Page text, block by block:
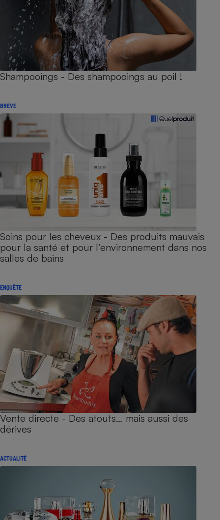
Shampooings - Des shampooings au poil !
BRÈVE
Soins pour les cheveux - Des produits mauvais
pour la santé et pour l’environnement dans nos
salles de bains
ENQUÊTE
Vente directe - Des atouts… mais aussi des
dérives
ACTUALITÉ